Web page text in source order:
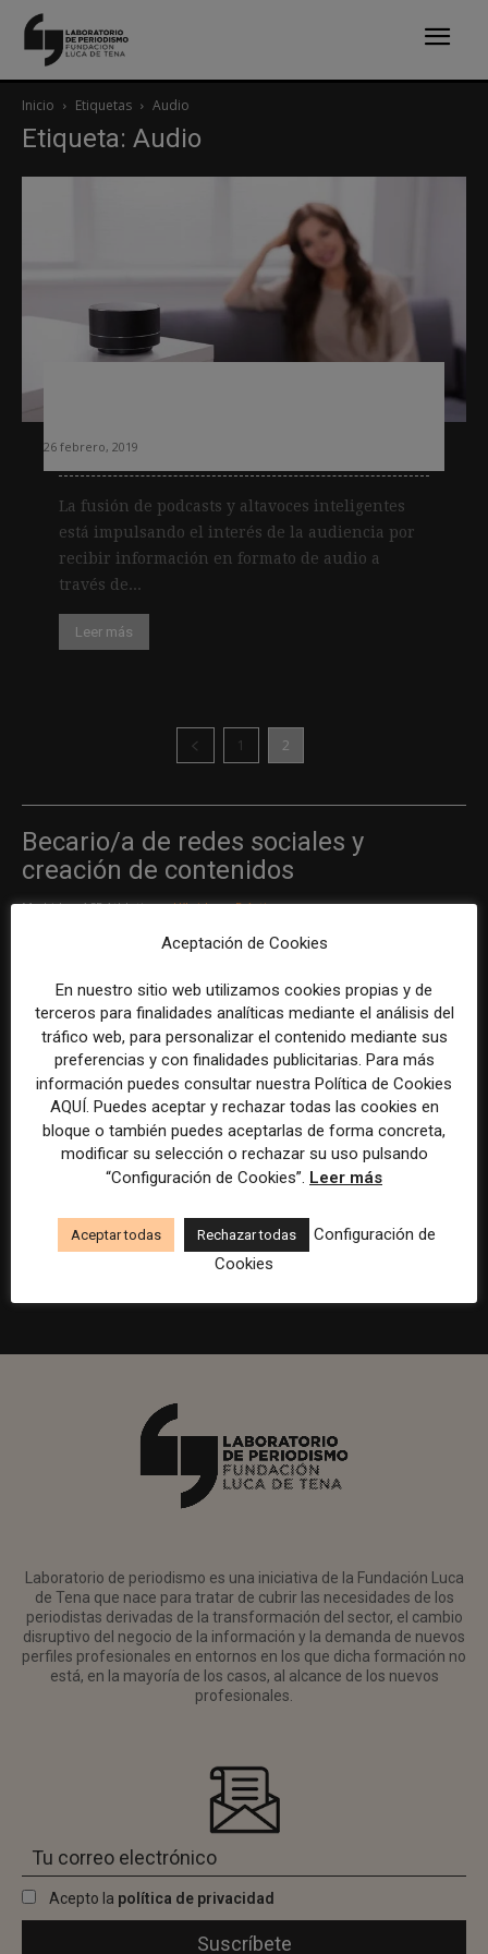
Inicio Etiquetas Audio
Etiqueta: Audio
26 febrero, 2019
La fusión de podcasts y altavoces inteligentes
está impulsando el interés de la audiencia por
recibir información en formato de audio a
través de...
Leer más
1 2
Becario/a de redes sociales y
creación de contenidos
Madrid ASE Athletics Híbrido Prácticas
Creador/a de contenidos
Gods Brand
Responsable de marcas y patrocinios
en Watif TV
Madrid Watif Presencial Tiempo completo
Laboratorio de periodismo es una iniciativa de la Fundación Luca
de Tena que nace para tratar de cubrir las necesidades de los
periodistas derivadas de la transformación del sector, el cambio
disruptivo del negocio de la información y la demanda de nuevos
perfiles profesionales en entornos en los que dicha formación no
está, en la mayoría de los casos, al alcance de los nuevos
profesionales.
Acepto la política de privacidad
Aceptación de Cookies
En nuestro sitio web utilizamos cookies propias y de
terceros para finalidades analíticas mediante el análisis del
tráfico web, para personalizar el contenido mediante sus
preferencias y con finalidades publicitarias. Para más
información puedes consultar nuestra Política de Cookies
AQUÍ. Puedes aceptar y rechazar todas las cookies en
bloque o también puedes aceptarlas de forma concreta,
modificar su selección o rechazar su uso pulsando
“Configuración de Cookies”. Leer más
Aceptar todas Rechazar todas
Configuración de
Cookies